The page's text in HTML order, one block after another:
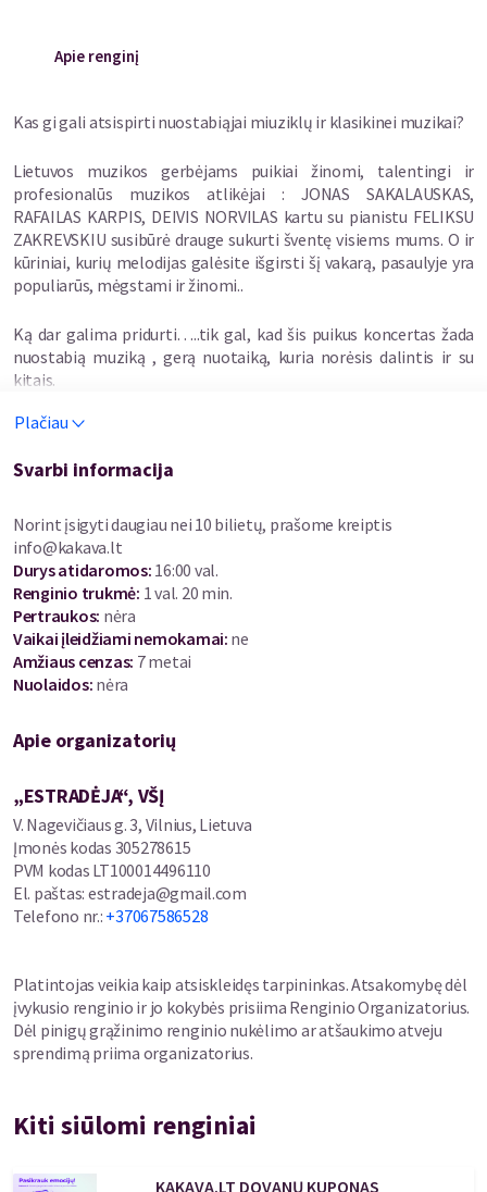
Apie renginį
Kas gi gali atsispirti nuostabiąjai miuziklų ir klasikinei muzikai?
Lietuvos muzikos gerbėjams puikiai žinomi, talentingi ir
profesionalūs muzikos atlikėjai : JONAS SAKALAUSKAS,
RAFAILAS KARPIS, DEIVIS NORVILAS kartu su pianistu FELIKSU
ZAKREVSKIU susibūrė drauge sukurti šventę visiems mums. O ir
kūriniai, kurių melodijas galėsite išgirsti šį vakarą, pasaulyje yra
populiarūs, mėgstami ir žinomi..
Ką dar galima pridurti…..tik gal, kad šis puikus koncertas žada
nuostabią muziką , gerą nuotaiką, kuria norėsis dalintis ir su
kitais.
Plačiau
Svarbi informacija
Norint įsigyti daugiau nei 10 bilietų, prašome kreiptis
info@kakava.lt
Durys atidaromos: 16:00 val.
Renginio trukmė: 1 val. 20 min.
Pertraukos: nėra
Vaikai įleidžiami nemokamai: ne
Amžiaus cenzas: 7 metai
Nuolaidos: nėra
Apie organizatorių
„ESTRADĖJA“, VŠĮ
V. Nagevičiaus g. 3, Vilnius, Lietuva
Įmonės kodas 305278615
PVM kodas LT100014496110
El. paštas: estradeja@gmail.com
Telefono nr.: +37067586528
Platintojas veikia kaip atsiskleidęs tarpininkas. Atsakomybę dėl
įvykusio renginio ir jo kokybės prisiima Renginio Organizatorius.
Dėl pinigų grąžinimo renginio nukėlimo ar atšaukimo atveju
sprendimą priima organizatorius.
Kiti siūlomi renginiai
KAKAVA.LT DOVANŲ KUPONAS